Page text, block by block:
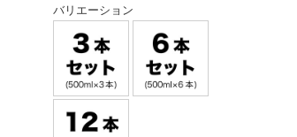
バリエーション